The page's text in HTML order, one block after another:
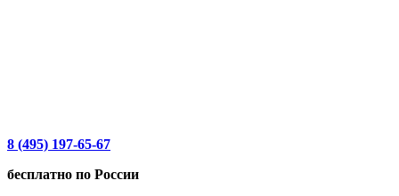
8 (495) 197-65-67
бесплатно по России